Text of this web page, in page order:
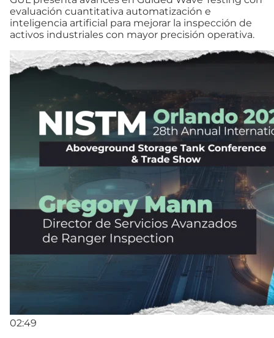
evaluación cuantitativa automatización e
inteligencia artificial para mejorar la inspección de
activos industriales con mayor precisión operativa.
02:49